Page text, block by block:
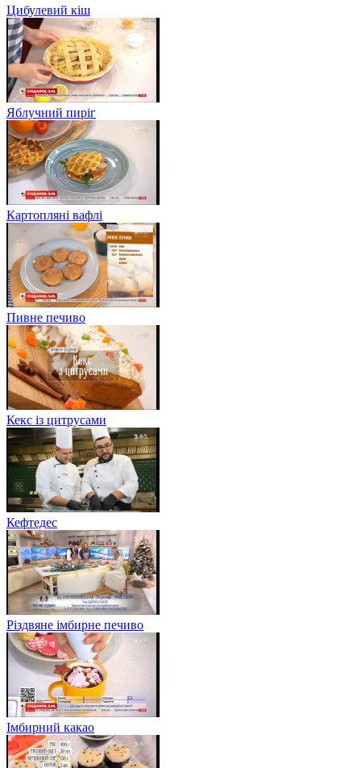
Цибулевий кіш
Яблучний пиріг
Картопляні вафлі
Пивне печиво
Кекс із цитрусами
Кефтедес
Різдвяне імбирне печиво
Імбирний какао